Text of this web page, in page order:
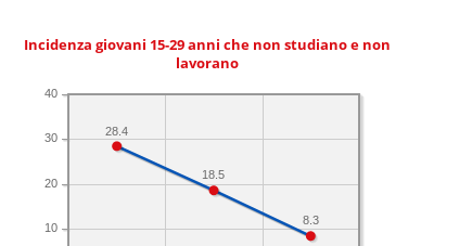
Incidenza giovani 15-29 anni che non studiano e non
lavorano
10
20
30
40
8.3
18.5
28.4